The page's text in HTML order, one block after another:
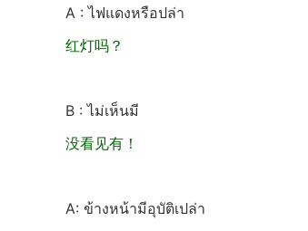
A : ไฟแดงหรือปล่า
红灯吗？
B : ไม่เห็นมี
没看见有！
A: ข้างหน้ามีอุบัติเปล่า